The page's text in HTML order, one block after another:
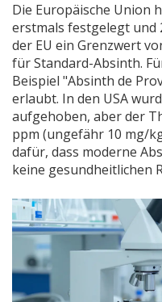
Die Europäische Union
erstmals festgelegt und
der EU ein Grenzwert
für Standard-Absinth.
Beispiel "Absinth de
erlaubt. In den USA
aufgehoben, aber der
ppm (ungefähr 10 mg/
dafür, dass moderne
keine gesundheitlichen